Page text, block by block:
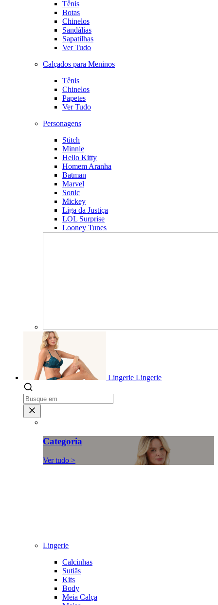
Tênis
Botas
Chinelos
Sandálias
Sapatilhas
Ver Tudo
Calçados para Meninos
Tênis
Chinelos
Papetes
Ver Tudo
Personagens
Stitch
Minnie
Hello Kitty
Homem Aranha
Batman
Marvel
Sonic
Mickey
Liga da Justiça
LOL Surprise
Looney Tunes
Lingerie Lingerie
Categoria
Ver tudo >
Lingerie
Calcinhas
Sutiãs
Kits
Body
Meia Calça